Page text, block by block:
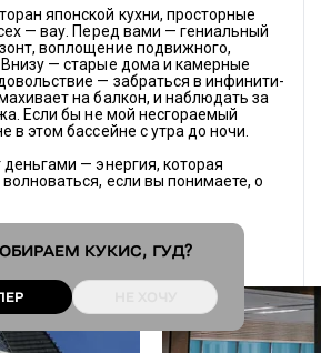
КУКИС, ГУД?
больше нет нигде
японской кухни, просторные
— вау. Перед вами — гениальный
воплощение подвижного,
— старые дома и камерные
— забраться в инфинити-
на балкон, и наблюдать за
Если бы не мой несгораемый
в этом бассейне с утра до ночи.
— энергия, которая
если вы понимаете, о